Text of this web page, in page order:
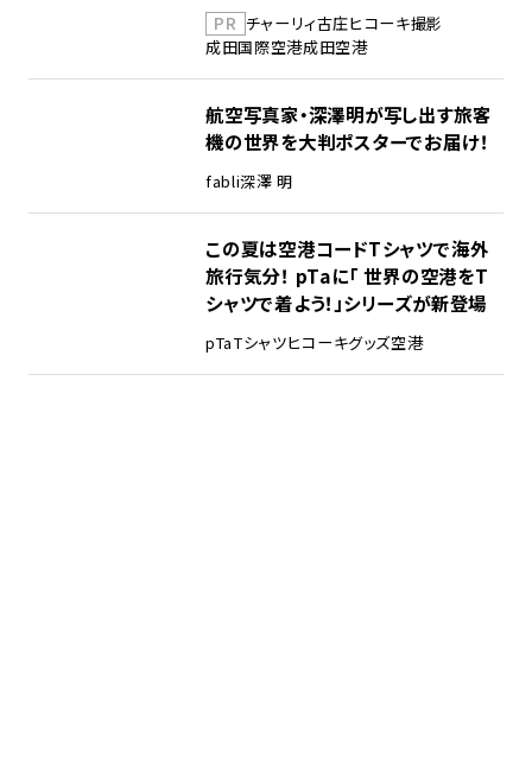
PR チャーリィ古庄ヒコーキ撮影
成田国際空港成田空港
航空写真家・深澤明が写し出す旅客
機の世界を大判ポスターでお届け！
fabli深澤 明
この夏は空港コードTシャツで海外
旅行気分！ pTaに「 世界の空港をT
シャツで着よう！」シリーズが新登場
pTaTシャツヒコーキグッズ空港